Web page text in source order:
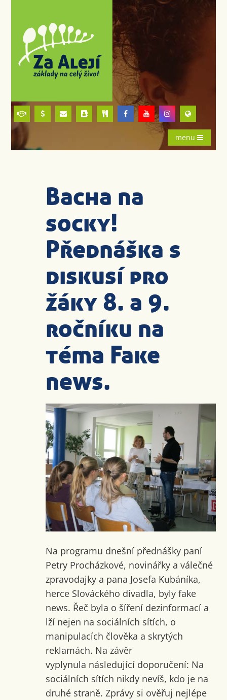
menu
Bacha na
socky!
Přednáška s
diskusí pro
žáky 8. a 9.
ročníku na
téma Fake
news.
Na programu dnešní přednášky paní
Petry Procházkové, novinářky a válečné
zpravodajky a pana Josefa Kubáníka,
herce Slováckého divadla, byly fake
news. Řeč byla o šíření dezinformací a
lží nejen na sociálních sítích, o
manipulacích člověka a skrytých
reklamách. Na závěr
vyplynula následující doporučení: Na
sociálních sítích nikdy nevíš, kdo je na
druhé straně. Zprávy si ověřuj nejlépe